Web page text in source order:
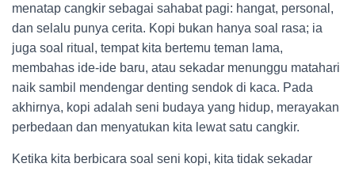
menatap cangkir sebagai sahabat pagi: hangat, personal,
dan selalu punya cerita. Kopi bukan hanya soal rasa; ia
juga soal ritual, tempat kita bertemu teman lama,
membahas ide-ide baru, atau sekadar menunggu matahari
naik sambil mendengar denting sendok di kaca. Pada
akhirnya, kopi adalah seni budaya yang hidup, merayakan
perbedaan dan menyatukan kita lewat satu cangkir.
Ketika kita berbicara soal seni kopi, kita tidak sekadar